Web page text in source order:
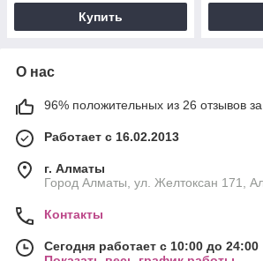
Купить
О нас
96% положительных из 26 отзывов
Работает с 16.02.2013
г. Алматы
Город Алматы, ул. Желтоксан 171,
Контакты
Сегодня работает с 10:00 до 24:00